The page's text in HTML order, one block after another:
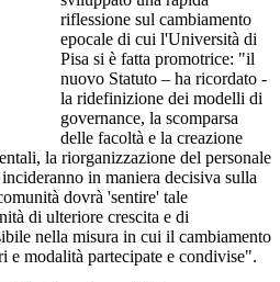
riflessione sul cambiamento
epocale di cui l'Università di
Pisa si è fatta promotrice: "il
nuovo Statuto – ha ricordato -
la ridefinizione dei modelli di
governance, la scomparsa
delle facoltà e la creazione
la riorganizzazione del personale
in maniera decisiva sulla
dovrà 'sentire' tale
di ulteriore crescita e di
nella misura in cui il cambiamento
e modalità partecipate e condivise".